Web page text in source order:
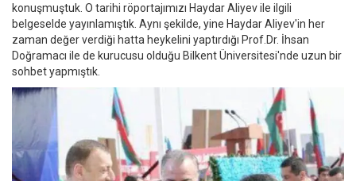
konuşmuştuk. O tarihi röportajımızı Haydar Aliyev ile ilgili
belgeselde yayınlamıştık. Aynı şekilde, yine Haydar Aliyev'in her
zaman değer verdiği hatta heykelini yaptırdığı Prof.Dr. İhsan
Doğramacı ile de kurucusu olduğu Bilkent Üniversitesi'nde uzun bir
sohbet yapmıştık.